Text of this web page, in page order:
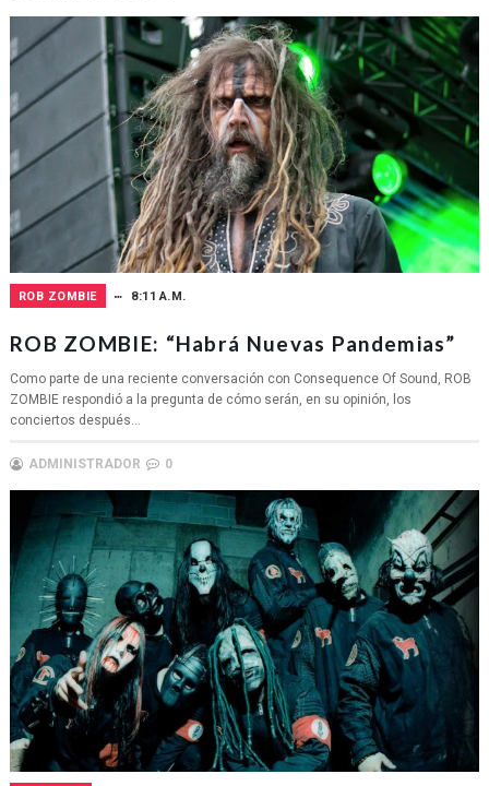
ROB ZOMBIE 8:11 A.M.
ROB ZOMBIE: “Habrá Nuevas Pandemias”
Como parte de una reciente conversación con Consequence Of Sound, ROB
ZOMBIE respondió a la pregunta de cómo serán, en su opinión, los
conciertos después...
ADMINISTRADOR 0